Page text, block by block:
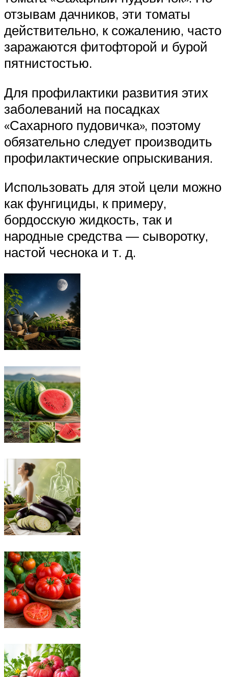
отзывам дачников, эти томаты
действительно, к сожалению, часто
заражаются фитофторой и бурой
пятнистостью.
Для профилактики развития этих
заболеваний на посадках
«Сахарного пудовичка», поэтому
обязательно следует производить
профилактические опрыскивания.
Использовать для этой цели можно
как фунгициды, к примеру,
бордосскую жидкость, так и
народные средства — сыворотку,
настой чеснока и т. д.